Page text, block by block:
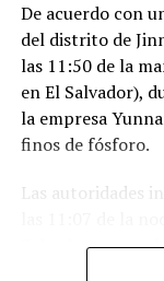
De acuerdo con
del distrito de
las 11:50 de la
en El Salvador),
la empresa
finos de fósforo.
Las autoridades
Salvador) y que